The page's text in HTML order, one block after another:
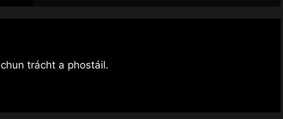
chun trácht a phostáil.